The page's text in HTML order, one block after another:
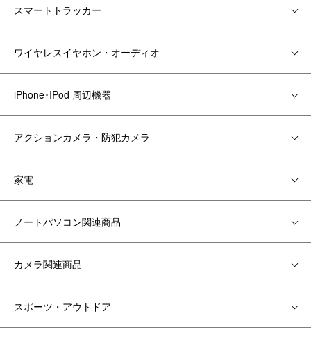
スマートトラッカー
ワイヤレスイヤホン・オーディオ
iPhone･IPod 周辺機器
アクションカメラ・防犯カメラ
家電
ノートパソコン関連商品
カメラ関連商品
スポーツ・アウトドア